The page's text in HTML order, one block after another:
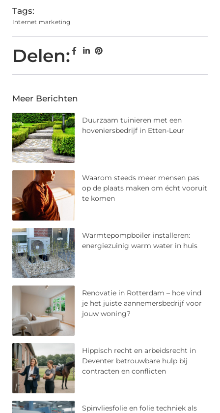
Tags:
Internet marketing
Delen:
Meer Berichten
Duurzaam tuinieren met een
hoveniersbedrijf in Etten-Leur
Waarom steeds meer mensen pas
op de plaats maken om écht vooruit
te komen
Warmtepompboiler installeren:
energiezuinig warm water in huis
Renovatie in Rotterdam – hoe vind
je het juiste aannemersbedrijf voor
jouw woning?
Hippisch recht en arbeidsrecht in
Deventer betrouwbare hulp bij
contracten en conflicten
Spinvliesfolie en folie techniek als